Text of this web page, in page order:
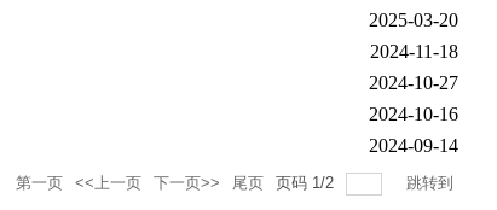
2025-03-20
2024-11-18
2024-10-27
2024-10-16
2024-09-14
第一页 <<上一页 下一页>> 尾页 页码 1/2 跳转到